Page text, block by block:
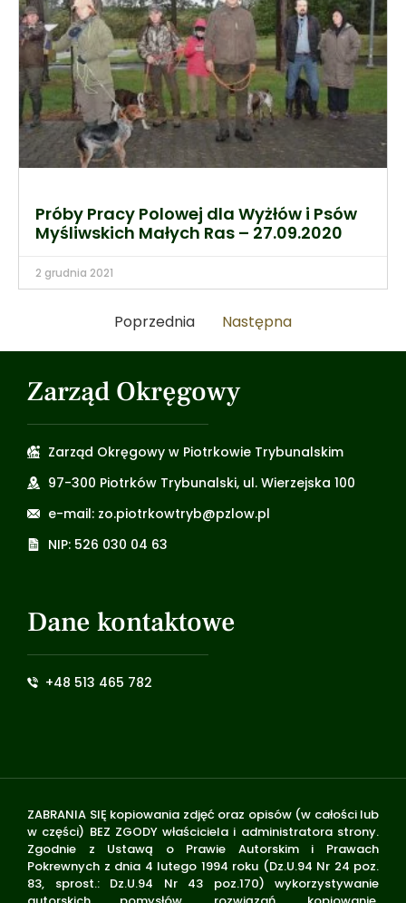
Próby Pracy Polowej dla Wyżłów i Psów
Myśliwskich Małych Ras – 27.09.2020
2 grudnia 2021
Poprzednia Następna
Zarząd Okręgowy
Zarząd Okręgowy w Piotrkowie Trybunalskim
97-300 Piotrków Trybunalski, ul. Wierzejska 100
e-mail: zo.piotrkowtryb@pzlow.pl
NIP: 526 030 04 63
Dane kontaktowe
+48 513 465 782
ZABRANIA SIĘ kopiowania zdjęć oraz opisów (w całości lub
w części) BEZ ZGODY właściciela i administratora strony.
Zgodnie z Ustawą o Prawie Autorskim i Prawach
Pokrewnych z dnia 4 lutego 1994 roku (Dz.U.94 Nr 24 poz.
83, sprost.: Dz.U.94 Nr 43 poz.170) wykorzystywanie